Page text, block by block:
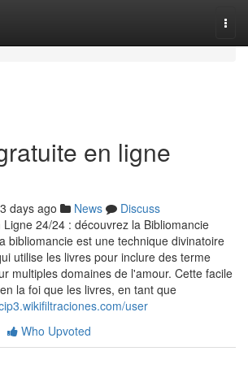
en ligne
days ago News
Discuss
24/24 : découvrez la Bibliomancie
bibliomancie est une technique divinatoire
utilise les livres pour inclure des terme
multiples domaines de l'amour. Cette facile
la foi que les livres, en tant que
user
Who Upvoted